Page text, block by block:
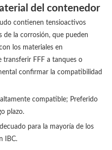
del contenedor
contienen tensioactivos
de la corrosión, que pueden
los materiales en
transferir FFF a tanques o
confirmar la compatibilidad
compatible; Preferido
plazo.
para la mayoría de los
IBC.